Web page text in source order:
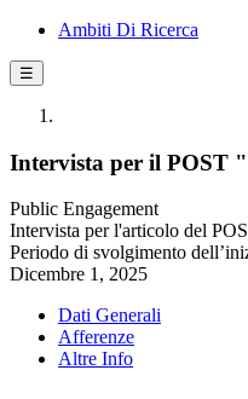
Ambiti Di Ricerca
☰
Intervista per il POST
Public Engagement
Intervista per l'articolo del
Periodo di svolgimento
Dicembre 1, 2025
Dati Generali
Afferenze
Altre Info